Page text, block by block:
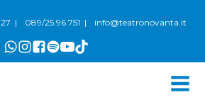
| 089/25.96.751 | info@teatronovanta.it